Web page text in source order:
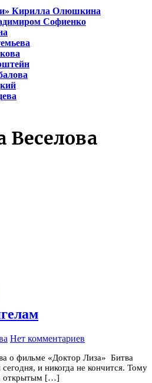
Кирилла Олюшкина
Софиенко
Веселова
Нет комментариев
о фильме «Доктор Лиза» Битва
и никогда не кончится. Тому
открытым […]